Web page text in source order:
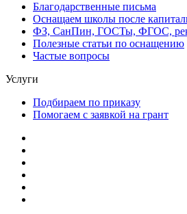
Благодарственные письма
Оснащаем школы после
ФЗ, СанПин, ГОСТы, ФГОС,
Полезные статьи по оснащению
Частые вопросы
Услуги
Подбираем по приказу
Помогаем с заявкой на грант